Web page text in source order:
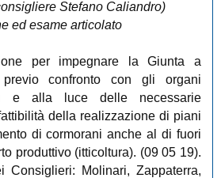
Stefano Caliandro)
ed esame articolato
per impegnare la Giunta a
previo confronto con gli organi
e alla luce delle necessarie
della realizzazione di piani
di cormorani anche al di fuori
produttivo (itticoltura). (09 05 19).
Consiglieri: Molinari, Zappaterra,